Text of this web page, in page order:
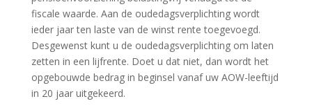
fiscale waarde. Aan de oudedagsverplichting wordt
ieder jaar ten laste van de winst rente toegevoegd.
Desgewenst kunt u de oudedagsverplichting om laten
zetten in een lijfrente. Doet u dat niet, dan wordt het
opgebouwde bedrag in beginsel vanaf uw AOW-leeftijd
in 20 jaar uitgekeerd.